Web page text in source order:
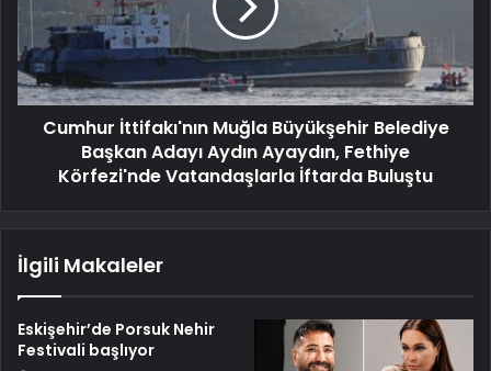
Cumhur İttifakı'nın Muğla Büyükşehir Belediye
Başkan Adayı Aydın Ayaydın, Fethiye
Körfezi'nde Vatandaşlarla İftarda Buluştu
İlgili Makaleler
Eskişehir’de Porsuk Nehir
Festivali başlıyor